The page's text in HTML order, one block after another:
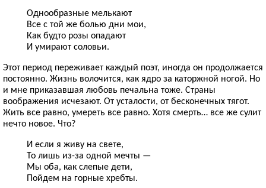
Однообразные мелькают
Все с той же болью дни мои,
Как будто розы опадают
И умирают соловьи.
Этот период переживает каждый поэт, иногда он продолжается
постоянно. Жизнь волочится, как ядро за каторжной ногой. Но
и мне приказавшая любовь печальна тоже. Страны
воображения исчезают. От усталости, от бесконечных тягот.
Жить все равно, умереть все равно. Хотя смерть… все же сулит
нечто новое. Что?
И если я живу на свете,
То лишь из-за одной мечты —
Мы оба, как слепые дети,
Пойдем на горные хребты.